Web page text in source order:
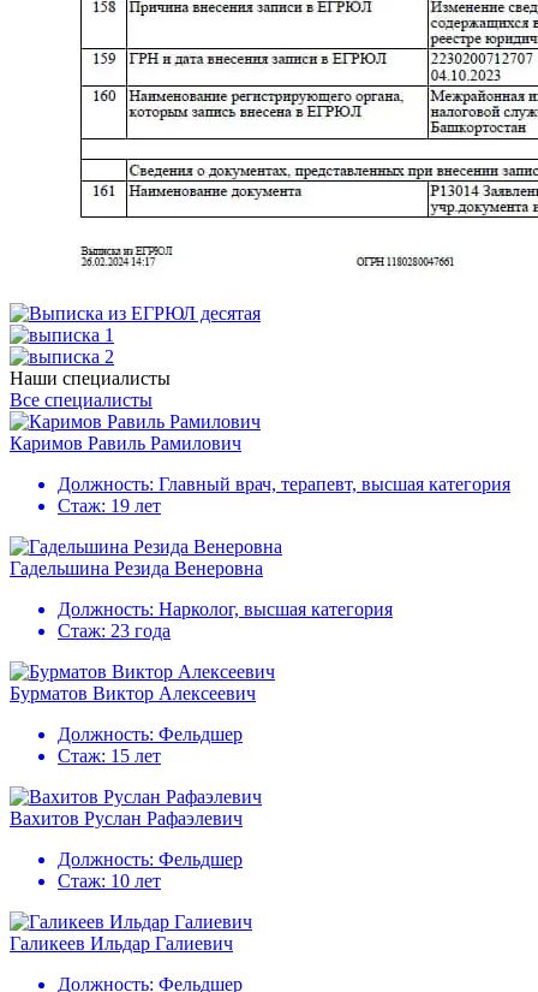
Наши специалисты
Все специалисты
Каримов Равиль Рамилович
Должность: Главный врач, терапевт, высшая категория
Стаж: 19 лет
Гадельшина Резида Венеровна
Должность: Нарколог, высшая категория
Стаж: 23 года
Бурматов Виктор Алексеевич
Должность: Фельдшер
Стаж: 15 лет
Вахитов Руслан Рафаэлевич
Должность: Фельдшер
Стаж: 10 лет
Галикеев Ильдар Галиевич
Должность: Фельдшер